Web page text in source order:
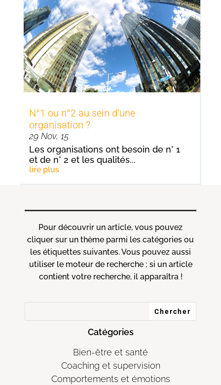
N°1 ou n°2 au sein d’une
organisation ?
29 Nov, 15
Les organisations ont besoin de n° 1
et de n° 2 et les qualités...
lire plus
Pour découvrir un article, vous pouvez
cliquer sur un thème parmi les catégories ou
les étiquettes suivantes. Vous pouvez aussi
utiliser le moteur de recherche ; si un article
contient votre recherche, il apparaîtra !
Catégories
Bien-être et santé
Coaching et supervision
Comportements et émotions